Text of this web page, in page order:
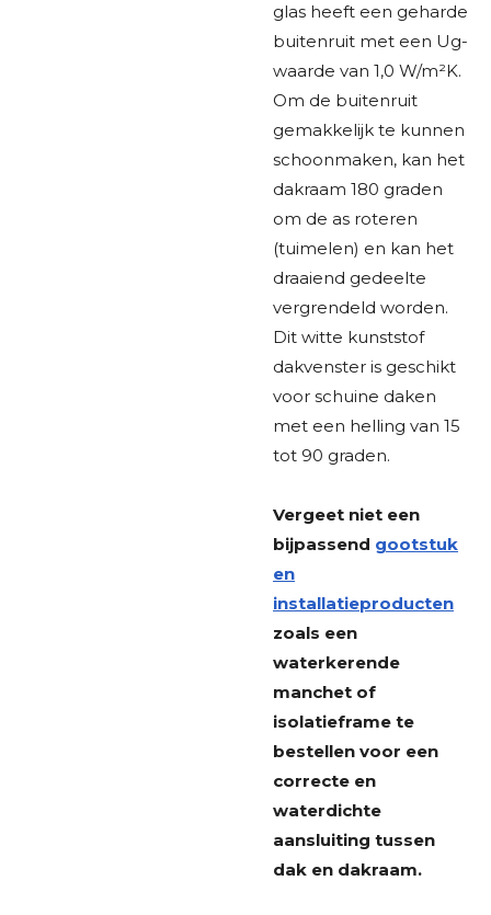
glas heeft een geharde
buitenruit met een Ug-
waarde van 1,0 W/m²K.
Om de buitenruit
gemakkelijk te kunnen
schoonmaken, kan het
dakraam 180 graden
om de as roteren
(tuimelen) en kan het
draaiend gedeelte
vergrendeld worden.
Dit witte kunststof
dakvenster is geschikt
voor schuine daken
met een helling van 15
tot 90 graden.
Vergeet niet een
bijpassend gootstuk
en
installatieproducten
zoals een
waterkerende
manchet of
isolatieframe te
bestellen voor een
correcte en
waterdichte
aansluiting tussen
dak en dakraam.